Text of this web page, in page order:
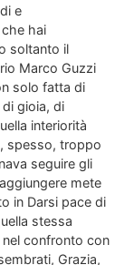
e
hai
soltanto il
Marco Guzzi
solo fatta di
gioia, di
interiorità
spesso, troppo
seguire gli
mete
in Darsi pace di
stessa
confronto con
Grazia,